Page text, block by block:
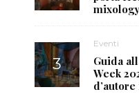
Eventi
Guida
Week